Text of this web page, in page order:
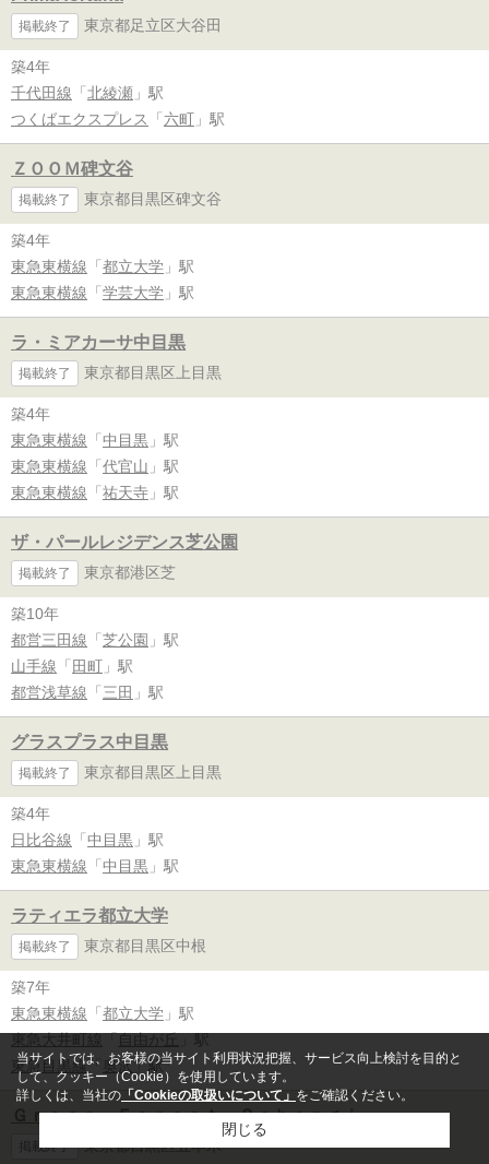
掲載終了 東京都足立区大谷田
築4年
千代田線 「 北綾瀬 」駅
つくばエクスプレス
「 六町 」駅
ＺＯＯＭ碑文谷
掲載終了 東京都目黒区碑文谷
築4年
東急東横線 「 都立大学 」駅
東急東横線 「 学芸大学 」駅
ラ・ミアカーサ中目黒
掲載終了 東京都目黒区上目黒
築4年
東急東横線 「 中目黒 」駅
東急東横線 「 代官山 」駅
東急東横線 「 祐天寺 」駅
ザ・パールレジデンス芝公園
掲載終了 東京都港区芝
築10年
都営三田線 「 芝公園 」駅
山手線 「 田町 」駅
都営浅草線 「 三田 」駅
グラスプラス中目黒
掲載終了 東京都目黒区上目黒
築4年
日比谷線 「 中目黒 」駅
東急東横線 「 中目黒 」駅
ラティエラ都立大学
掲載終了 東京都目黒区中根
築7年
東急東横線 「 都立大学 」駅
東急大井町線
自由が丘
」駅
東急目黒線「 奥沢」駅
Ｇｒｅｅｎ Ｆｏｒｅｓｔ Ｇｏｈｏｎｇｉ
掲載終了 東京都目黒区五本木
当サイトでは、お客様の当サイト利用状況把握、サービス向上検討を目的と
して、クッキー（Cookie）を使用しています。
詳しくは、当社の 「Cookieの取扱いについて」 をご確認ください。
閉じる